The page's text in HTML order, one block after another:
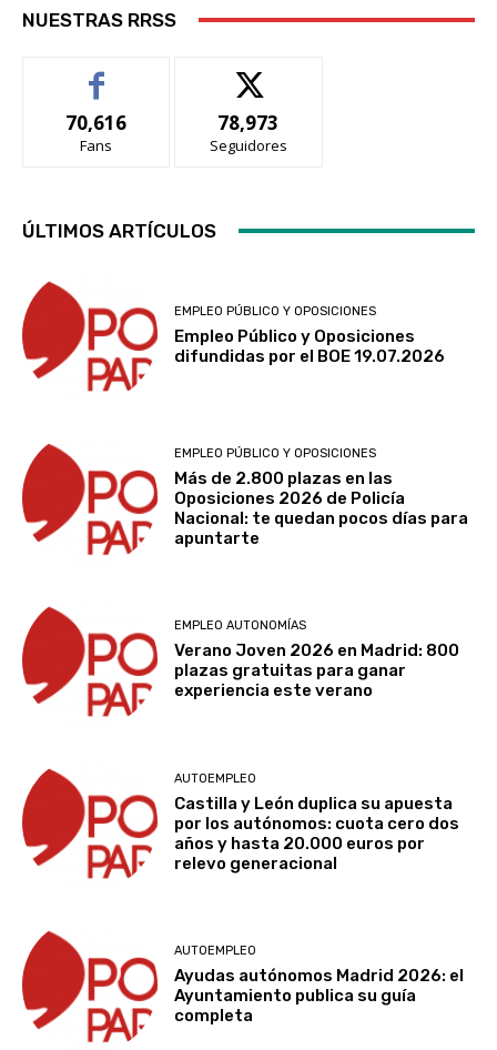
NUESTRAS RRSS
70,616
Fans
78,973
Seguidores
ÚLTIMOS ARTÍCULOS
EMPLEO PÚBLICO Y OPOSICIONES
Empleo Público y Oposiciones
difundidas por el BOE 19.07.2026
EMPLEO PÚBLICO Y OPOSICIONES
Más de 2.800 plazas en las
Oposiciones 2026 de Policía
Nacional: te quedan pocos días para
apuntarte
EMPLEO AUTONOMÍAS
Verano Joven 2026 en Madrid: 800
plazas gratuitas para ganar
experiencia este verano
AUTOEMPLEO
Castilla y León duplica su apuesta
por los autónomos: cuota cero dos
años y hasta 20.000 euros por
relevo generacional
AUTOEMPLEO
Ayudas autónomos Madrid 2026: el
Ayuntamiento publica su guía
completa